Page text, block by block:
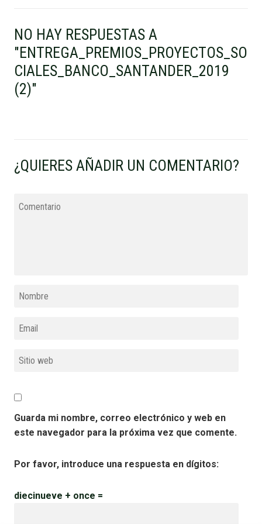
NO HAY RESPUESTAS A
"ENTREGA_PREMIOS_PROYECTOS_SO
CIALES_BANCO_SANTANDER_2019
(2)"
¿QUIERES AÑADIR UN COMENTARIO?
Guarda mi nombre, correo electrónico y web en
este navegador para la próxima vez que comente.
Por favor, introduce una respuesta en dígitos:
diecinueve + once =